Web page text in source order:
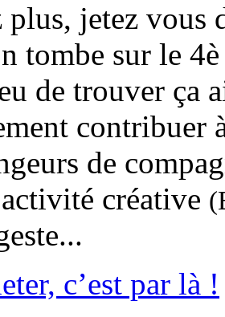
plus, jetez vous
tombe sur le
de trouver ça
contribuer
de
créative
c’est par là !